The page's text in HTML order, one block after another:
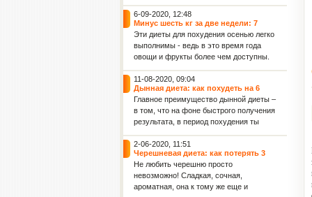
виноград.
уйдет), а также обрести фигуру своей
мечты! Данная рисовая диета
рассчитана на 36 дней: 4 этапа по 9
дней каждый.
6-09-2020, 12:48
Минус шесть кг за две недели: 7
эффективных диет осени для фигуры
и укрепления иммунитета
Эти диеты для похудения осенью легко
выполнимы - ведь в это время года
овощи и фрукты более чем доступны.
11-08-2020, 09:04
Дынная диета: как похудеть на 6
килограммов за 7 дней
Главное преимущество дынной диеты –
в том, что на фоне быстрого получения
результата, в период похудения ты
Ведь дыня отлично насыщает.
Кроме того, после дынной диеты ты
отметишь заметное улучшение
упругости кожи и уменьшение
целлюлита.
2-06-2020, 11:51
Черешневая диета: как потерять 3
килограмма всего лишь за 7 дней
Не любить черешню просто
невозможно! Сладкая, сочная,
ароматная, она к тому же еще и